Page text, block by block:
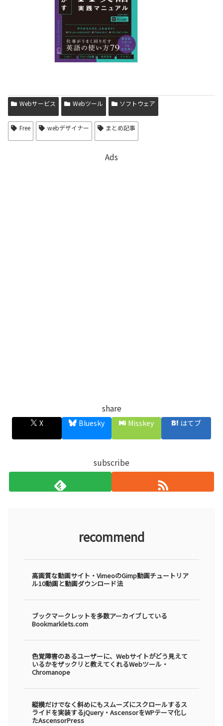
Webサービス Webツール ソフトウェア
Free webデザイナー まとめ記事
Ads
share
X Bluesky Misskey はてブ
subscribe
recommend
高画質な動画サイト・VimeoのGimp動画チュートリア
ル10動画と動画ダウンロード法
ブックマークレットを多数アーカイブしている
Bookmarklets.com
色覚障害のあるユーザーに、Webサイトがどう見えて
いるかをザックリと教えてくれるWebツール・
Chromanope
縦横だけでなく斜めにもスムーズにスクロールするス
ライドを実装するjQuery・AscensorをWPテーマ化し
たAscensorPress